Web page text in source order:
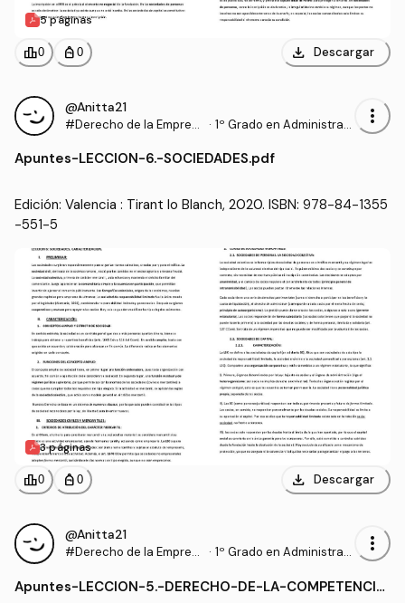
5 páginas
leaderboard0 personal_bag 0 download Descargar
@Anitta21
#Derecho de la Empres
· 1º Grado en Administraci
sas (UA)
more_vert
Apuntes-LECCION-6.-SOCIEDADES.pdf
Edición: Valencia : Tirant lo Blanch, 2020. ISBN: 978-84-1355
-551-5
3 páginas
leaderboard0 personal_bag 0 download Descargar
@Anitta21
#Derecho de la Empres
· 1º Grado en Administraci
sas (UA)
more_vert
Apuntes-LECCION-5.-DERECHO-DE-LA-COMPETENCIA.